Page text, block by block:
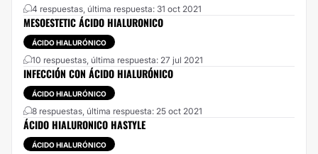
4 respuestas, última respuesta: 31 oct 2021
MESOESTETIC ÁCIDO HIALURONICO
ÁCIDO HIALURÓNICO
10 respuestas, última respuesta: 27 jul 2021
INFECCIÓN CON ÁCIDO HIALURÓNICO
ÁCIDO HIALURÓNICO
8 respuestas, última respuesta: 25 oct 2021
ÁCIDO HIALURONICO HASTYLE
ÁCIDO HIALURÓNICO